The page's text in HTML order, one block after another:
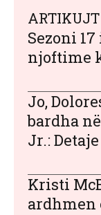
Sezoni
njoftime
Jo,
bardha
Jr.: Detaje
Kristi
ardhmen